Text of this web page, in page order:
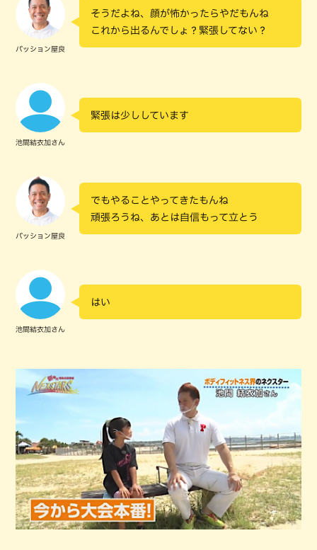
パッション屋良
そうだよね、顔が怖かったらやだもんね
これから出るんでしょ？緊張してない？
池間結衣加さん
緊張は少ししています
パッション屋良
でもやることやってきたもんね
頑張ろうね、あとは自信もって立とう
池間結衣加さん
はい